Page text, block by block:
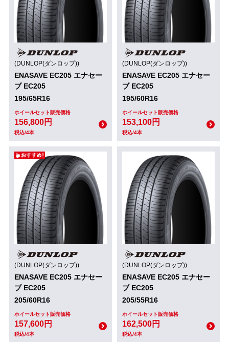
(DUNLOP(ダンロップ))
ENASAVE EC205 エナセー
ブ EC205
195/65R16
ホイールセット販売価格
156,800円
税込/4本
(DUNLOP(ダンロップ))
ENASAVE EC205 エナセー
ブ EC205
195/60R16
ホイールセット販売価格
153,100円
税込/4本
(DUNLOP(ダンロップ))
ENASAVE EC205 エナセー
ブ EC205
205/60R16
ホイールセット販売価格
157,600円
税込/4本
(DUNLOP(ダンロップ))
ENASAVE EC205 エナセー
ブ EC205
205/55R16
ホイールセット販売価格
162,500円
税込/4本